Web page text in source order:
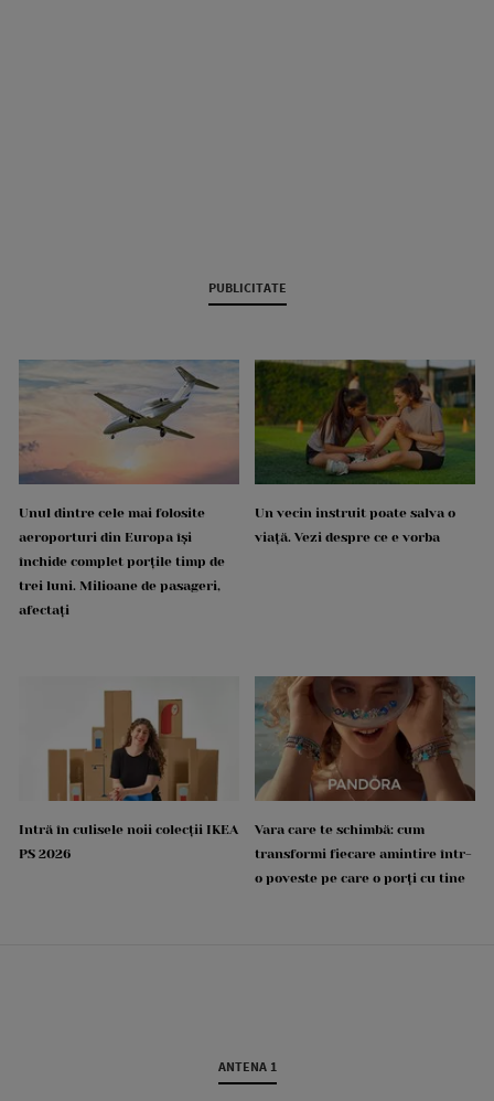
PUBLICITATE
Unul dintre cele mai folosite
aeroporturi din Europa își
închide complet porțile timp de
trei luni. Milioane de pasageri,
afectați
Un vecin instruit poate salva o
viață. Vezi despre ce e vorba
Intră în culisele noii colecții IKEA
PS 2026
Vara care te schimbă: cum
transformi fiecare amintire într-
o poveste pe care o porți cu tine
ANTENA 1